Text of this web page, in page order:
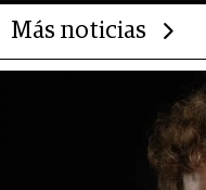
Más noticias